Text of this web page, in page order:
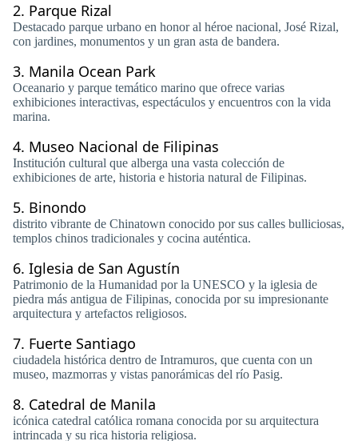
2. Parque Rizal
Destacado parque urbano en honor al héroe nacional, José Rizal,
con jardines, monumentos y un gran asta de bandera.
3. Manila Ocean Park
Oceanario y parque temático marino que ofrece varias
exhibiciones interactivas, espectáculos y encuentros con la vida
marina.
4. Museo Nacional de Filipinas
Institución cultural que alberga una vasta colección de
exhibiciones de arte, historia e historia natural de Filipinas.
5. Binondo
distrito vibrante de Chinatown conocido por sus calles bulliciosas,
templos chinos tradicionales y cocina auténtica.
6. Iglesia de San Agustín
Patrimonio de la Humanidad por la UNESCO y la iglesia de
piedra más antigua de Filipinas, conocida por su impresionante
arquitectura y artefactos religiosos.
7. Fuerte Santiago
ciudadela histórica dentro de Intramuros, que cuenta con un
museo, mazmorras y vistas panorámicas del río Pasig.
8. Catedral de Manila
icónica catedral católica romana conocida por su arquitectura
intrincada y su rica historia religiosa.